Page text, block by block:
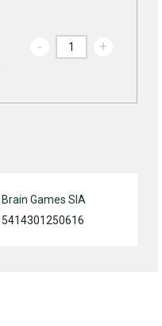
- +
Brain Games SIA
5414301250616